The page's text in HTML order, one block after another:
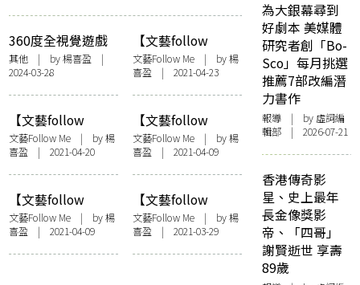
360度全視覺遊戲
的可能——
「LOOPED PLAY」
遊戲體驗
其他 | by楊喜盈 |
2024-03-28
【文藝follow
me】休息與思考的
書店——訪夕拾x閒
社
文藝Follow Me| by楊
喜盈 | 2021-04-23
【文藝follow
me】《事到如今
——從千禧年到反
送中》：重回香港
二十年——訪潘國
靈
文藝Follow Me | by楊
喜盈 | 2021-04-20
【文藝follow
me】如何了解一條
街？陳苑珊、陳芷
盈、黃思朗寫軒尼
詩道故事
文藝Follow Me| by楊
喜盈 | 2021-04-09
【文藝follow
me】《狂舞派3》
主題曲：填詞在香
港——訪問陳心
文藝Follow Me | by楊
喜盈 | 2021-04-09
【文藝follow
me】「新蒲崗地文
藝遊祭」：蒲吓新
蒲崗！ ——訪問羅
文藝Follow Me| by楊
喜盈 | 2021-03-29
為大銀幕尋到
好劇本 美媒體
研究者創「Bo-
Sco」每月挑選
推薦7部改編潛
力書作
報導 | by 虛詞編
輯部 | 2026-07-21
香港傳奇影
星、史上最年
長金像獎影
帝、「四哥」
謝賢逝世 享壽
89歲